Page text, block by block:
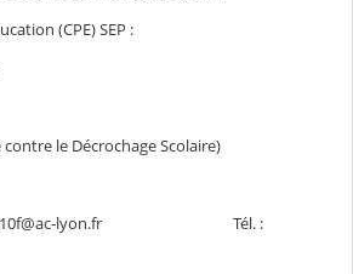
(CPE) SEP :
le Décrochage Scolaire)
lyon.fr Tél. :